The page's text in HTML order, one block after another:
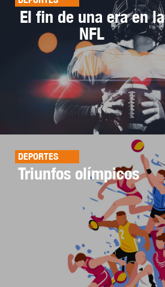
El fin de una era en la
NFL
DEPORTES
Triunfos olímpicos